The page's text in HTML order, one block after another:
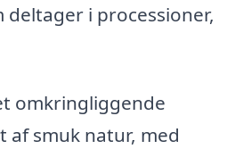
deltager i processioner,
omkringliggende
smuk natur, med